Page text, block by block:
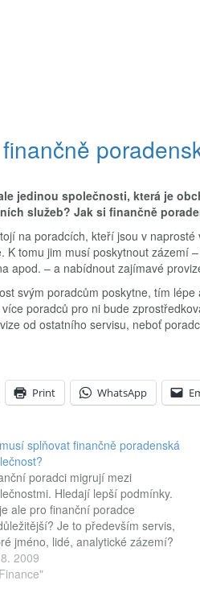
jedinou společnosti, která je
služeb? Jak si finančně
na poradcích, kteří jsou v
K tomu jim musí poskytnout zázemí
apod. – a nabídnout zajímavé
svým poradcům poskytne, tím
poradců pro ni bude
od ostatního servisu, neboť
Print WhatsApp
splňovat finančně poradenská
poradci migrují mezi
Hledají lepší podmínky.
ale pro finanční poradce
Je to především servis,
jméno, lidé, analytické zázemí?
jde převážně o provize? Finanční
je specifický obor. Lidé
2009